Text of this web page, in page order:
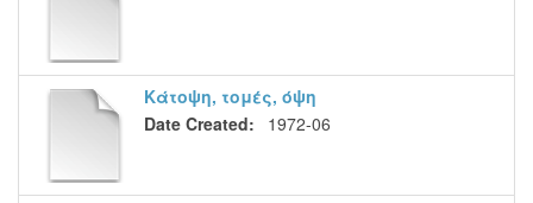
Κάτοψη, τομές, όψη
Date Created:
1972-06